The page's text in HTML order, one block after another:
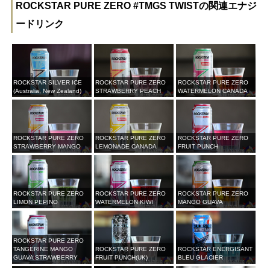
ROCKSTAR PURE ZERO #TMGS TWISTの関連エナジ
ードリンク
ROCKSTAR SILVER ICE
(Australia, New Zealand)
ROCKSTAR PURE ZERO
STRAWBERRY PEACH
ROCKSTAR PURE ZERO
WATERMELON CANADA
ROCKSTAR PURE ZERO
STRAWBERRY MANGO
ROCKSTAR PURE ZERO
LEMONADE CANADA
ROCKSTAR PURE ZERO
FRUIT PUNCH
ROCKSTAR PURE ZERO
LIMON PEPINO
ROCKSTAR PURE ZERO
WATERMELON KIWI
ROCKSTAR PURE ZERO
MANGO GUAVA
ROCKSTAR PURE ZERO
TANGERINE MANGO
GUAVA STRAWBERRY
ROCKSTAR PURE ZERO
FRUIT PUNCH(UK)
ROCKSTAR ENERGISANT
BLEU GLACIER